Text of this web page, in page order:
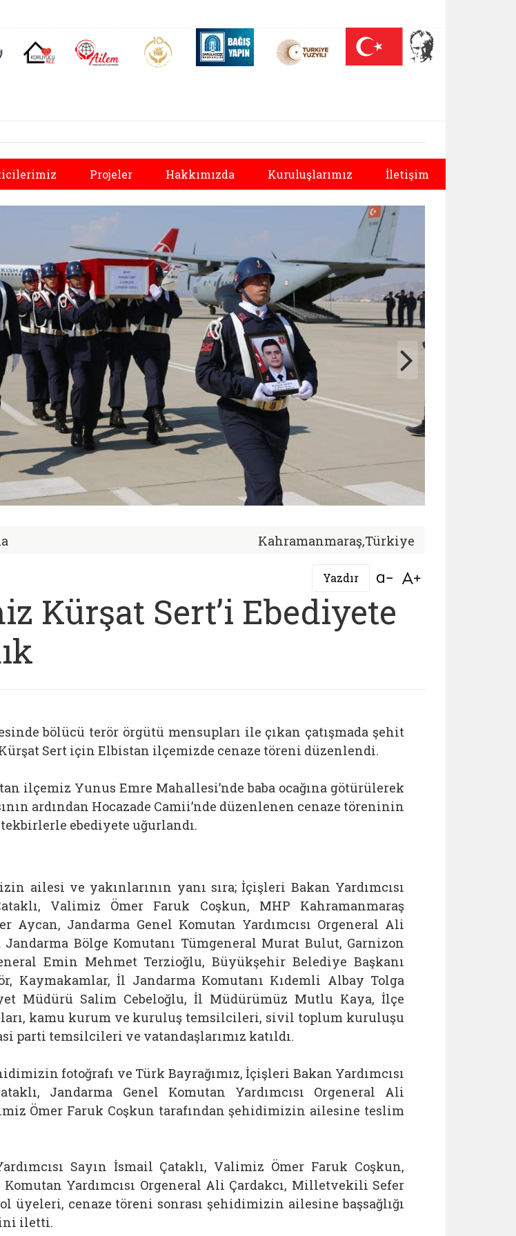
açılır)
Alo 144 (yeni sekmede açılır)Koruyucu Aile (yeni sekmede açılır)
AİLEM İletişim Merkezi (yeni sekmede açılır)
Aile ve Nüfus On Yılı (yeni sekmede açılır)Darülaceze bağış sayfası (yeni sekmede açılır)
Projeler Hakkımızda Kuruluşlarımız İletişim
Sonraki
Kahramanmaraş,Türkiye
Yazdır Bağlantıyı aç
Kürşat Sert’i Ebediyete
bölücü terör örgütü mensupları ile çıkan çatışmada şehit
Sert için Elbistan ilçemizde cenaze töreni düzenlendi.
ilçemiz Yunus Emre Mahallesi’nde baba ocağına götürülerek
ardından Hocazade Camii’nde düzenlenen cenaze töreninin
ebediyete uğurlandı.
ailesi ve yakınlarının yanı sıra; İçişleri Bakan Yardımcısı
Valimiz Ömer Faruk Coşkun, MHP Kahramanmaraş
Aycan, Jandarma Genel Komutan Yardımcısı Orgeneral Ali
Jandarma Bölge Komutanı Tümgeneral Murat Bulut, Garnizon
Emin Mehmet Terzioğlu, Büyükşehir Belediye Başkanı
Kaymakamlar, İl Jandarma Komutanı Kıdemli Albay Tolga
Müdürü Salim Cebeloğlu, İl Müdürümüz Mutlu Kaya, İlçe
kamu kurum ve kuruluş temsilcileri, sivil toplum kuruluşu
parti temsilcileri ve vatandaşlarımız katıldı.
fotoğrafı ve Türk Bayrağımız, İçişleri Bakan Yardımcısı
Jandarma Genel Komutan Yardımcısı Orgeneral Ali
Ömer Faruk Coşkun tarafından şehidimizin ailesine teslim
Sayın İsmail Çataklı, Valimiz Ömer Faruk Coşkun,
Komutan Yardımcısı Orgeneral Ali Çardakcı, Milletvekili Sefer
üyeleri, cenaze töreni sonrası şehidimizin ailesine başsağlığı
iletti.